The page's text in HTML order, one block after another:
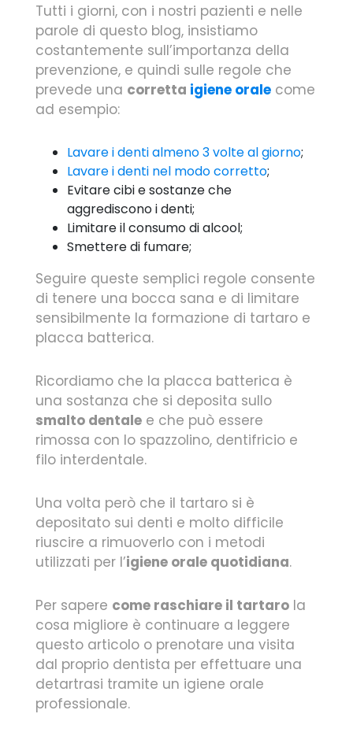
Tutti i giorni, con i nostri pazienti e nelle
parole di questo blog, insistiamo
costantemente sull’importanza della
prevenzione, e quindi sulle regole che
prevede una corretta igiene orale come
ad esempio:
Lavare i denti almeno 3 volte al giorno;
Lavare i denti nel modo corretto;
Evitare cibi e sostanze che
aggrediscono i denti;
Limitare il consumo di alcool;
Smettere di fumare;
Seguire queste semplici regole consente
di tenere una bocca sana e di limitare
sensibilmente la formazione di tartaro e
placca batterica.
Ricordiamo che la placca batterica è
una sostanza che si deposita sullo
smalto dentale e che può essere
rimossa con lo spazzolino, dentifricio e
filo interdentale.
Una volta però che il tartaro si è
depositato sui denti e molto difficile
riuscire a rimuoverlo con i metodi
utilizzati per l’igiene orale quotidiana.
Per sapere come raschiare il tartaro la
cosa migliore è continuare a leggere
questo articolo o prenotare una visita
dal proprio dentista per effettuare una
detartrasi tramite un igiene orale
professionale.